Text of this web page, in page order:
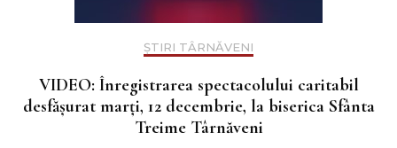
ȘTIRI TÂRNĂVENI
VIDEO: Înregistrarea spectacolului caritabil
desfășurat marți, 12 decembrie, la biserica Sfânta
Treime Târnăveni